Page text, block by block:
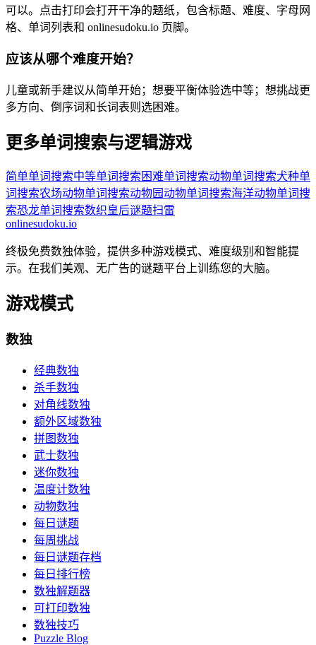
可以。点击打印会打开干净的题纸，包含标题、难度、字母网
格、单词列表和 onlinesudoku.io 页脚。
应该从哪个难度开始？
儿童或新手建议从简单开始；想要平衡体验选中等；想挑战更
多方向、倒序词和长词表则选困难。
更多单词搜索与逻辑游戏
简单单词搜索中等单词搜索 困难单词搜索动物单词搜索犬种单
词搜索农场动物单词搜索动物园动物单词搜索海洋动物单词搜
索恐龙单词搜索数织皇后谜题扫雷
onlinesudoku.io
终极免费数独体验，提供多种游戏模式、难度级别和智能提
示。在我们美观、无广告的谜题平台上训练您的大脑。
游戏模式
数独
经典数独
杀手数独
对角线数独
额外区域数独
拼图数独
武士数独
迷你数独
温度计数独
动物数独
每日谜题
每周挑战
每日谜题存档
每日排行榜
数独解题器
可打印数独
数独技巧
Puzzle Blog